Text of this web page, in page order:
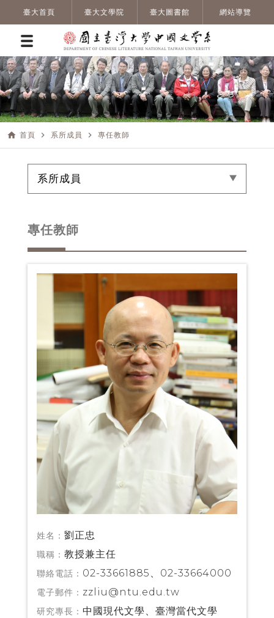
臺大首頁 臺大文學院 臺大圖書館 網站導覽
home 首頁 navigate_next 系所成員 navigate_next 專任教師
系所成員
專任教師
姓名： 劉正忠
職稱： 教授兼主任
聯絡電話： 02-33661885、02-33664000
電子郵件： zzliu@ntu.edu.tw
研究專長： 中國現代文學、臺灣當代文學